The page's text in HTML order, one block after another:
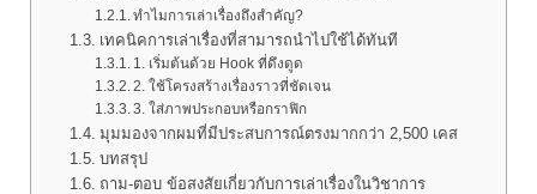
ทำไมการเล่าเรื่องถึงสำคัญ?
เทคนิคการเล่าเรื่องที่สามารถนำไปใช้ได้ทันที
1. เริ่มต้นด้วย Hook ที่ดึงดูด
2. ใช้โครงสร้างเรื่องราวที่ชัดเจน
3. ใส่ภาพประกอบหรือกราฟิก
มุมมองจากผมที่มีประสบการณ์ตรงมากกว่า 2,500 เคส
บทสรุป
ถาม-ตอบ ข้อสงสัยเกี่ยวกับการเล่าเรื่องในวิชาการ